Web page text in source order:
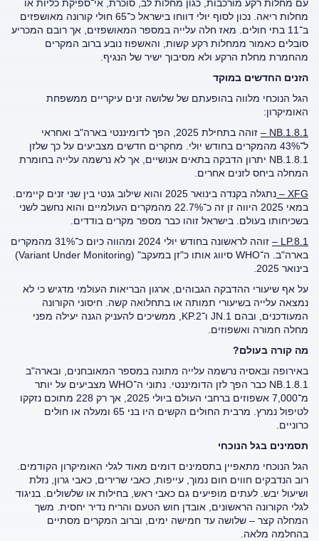
עם מחלות רקע מורכבות, כגון מחלות לב, סוכרת, אי־ספיקת כליות או
מחלות ריאה. נכון לסוף יולי דווחו בישראל כ־65 חולי קורונה מאושפזים
ב־11 בתי חולים. מאז חלה עלייה במספר המאושפזים, אך רובם המכריע
סובלים כאמור ממחלות רקע קשות, והאשפוז נובע ברוב המקרים
מהחמרת מחלת הרקע ולא מסיבוך ישיר של הנגיף.
הזנים החדשים במוקד
הגל הנוכחי מלווה בהופעתם של שלושה זנים עיקריים ממשפחת
האומיקרון:
NB .1.8.1 –
זוהה בתחילת 2025, הפך לדומיננטי בארה"ב ואחראי
ל־43% מהמקרים בחודש יולי. מחקרים חדשים מצביעים על כך שלזן
NB.1.8.1 יתרון הדבקה בתאים אנושיים, אך לא נרשמה עלייה בחומרת
המחלה ביחס לזנים אחרים.
XFG
–
נתגלה בקנדה בינואר 2025 והוא שילוב גנטי בין שני זנים קיימים.
במאי 2025 היווה זן זה כ־22.7% מהמקרים העולמיים והוא נחשב לשני
בשכיחותו בעולם. בישראל זוהו כבר מספר מקרים בודדים.
LP.8.1 –
זוהה לראשונה בחודש יולי 2024 ומהווה כיום כ־31% מהמקרים
בארה"ב. ה־WHO סיווג אותו כ"זן במעקב" (Variant Under Monitoring)
בינואר 2025.
על אף שיעורי ההדבקה הגבוהים, ארגון הבריאות העולמי מדגיש כי לא
נמצאה עלייה בשיעורי תמותה או בתחלואה קשה. חיסוני הקורונה
המעודכנים, ובהם JN.1 ו־KP.2, ממשיכים להעניק הגנה יעילה מפני
מחלה חמורה ואשפוזים.
מה קורה בעולם?
באירופה ובאסיה נרשמה עלייה מתונה במספר המאובחנים, ובארה"ב
NB.1.8.1 כבר הפך לזן הדומיננטי. נתוני ה־WHO מצביעים על יותר
מ־7,000 אשפוזים ברחבי העולם ביולי 2025, אך רק 228 מתוכם נזקקו
לטיפול נמרץ. מרבית החולים הקשים היו בני 65 ומעלה או חולים
כרוניים.
תסמינים בגל הנוכחי
הגל הנוכחי מתאפיין בתסמינים דומים מאוד לגלי האומיקרון הקודמים.
רוב הנדבקים חווים חום נמוך, עייפות, כאבי שרירים, כאבי גרון, נזלת
ושיעול יבש. לעתים מופיעים גם כאבי ראש, בחילות או שלשולים. בניגוד
לגלי הקורונה הראשונים, אובדן חוש הטעם והריח נדיר יחסית. משך
המחלה קצר – שלושה עד חמישה ימים, וברוב המקרים מסתיים
בהחלמה מלאה.